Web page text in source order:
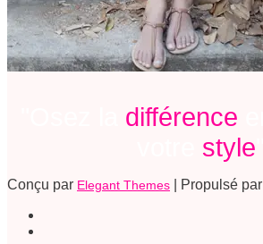
différence
style
Conçu par Elegant Themes | Propulsé par